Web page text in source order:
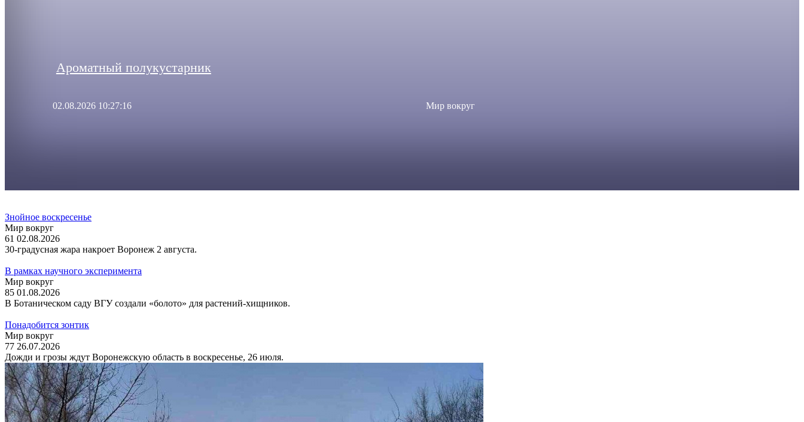
Ароматный полукустарник
02.08.2026 10:27:16 Мир вокруг
Знойное воскресенье
Мир вокруг
61 02.08.2026
30-градусная жара накроет Воронеж 2 августа.
В рамках научного эксперимента
Мир вокруг
85 01.08.2026
В Ботаническом саду ВГУ создали «болото» для растений-хищников.
Понадобится зонтик
Мир вокруг
77 26.07.2026
Дожди и грозы ждут Воронежскую область в воскресенье, 26 июля.